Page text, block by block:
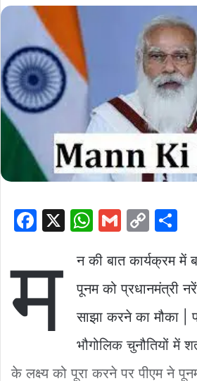
F
c
e
b
o
X
W
at
s
A
p
p
G
ai
l
C
p
y
Li
n
k
e
म
न की बात कार्यक्रम में
पूनम को प्रधानमंत्री
साझा करने का मौका |
भौगोलिक चुनौतियों में
के लक्ष्य को पूरा करने पर पीएम ने